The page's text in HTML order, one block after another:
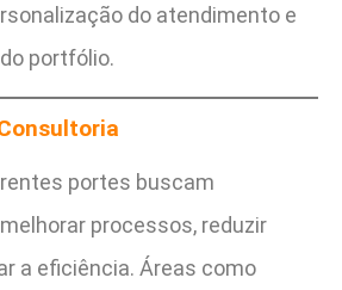
do atendimento e
portfólio.
portes buscam
processos, reduzir
a eficiência. Áreas como